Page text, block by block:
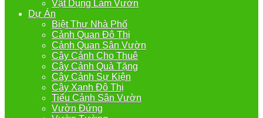
Vật Dụng Làm Vườn
Dự Án
Biệt Thự Nhà Phố
Cảnh Quan Đô Thị
Cảnh Quan Sân Vườn
Cây Cảnh Cho Thuê
Cây Cảnh Quà Tặng
Cây Cảnh Sự Kiện
Cây Xanh Đô Thị
Tiểu Cảnh Sân Vườn
Vườn Đứng